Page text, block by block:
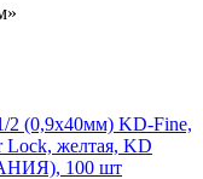
2 (0,9х40мм) KD-Fine,
Lock, желтая, KD
100 шт